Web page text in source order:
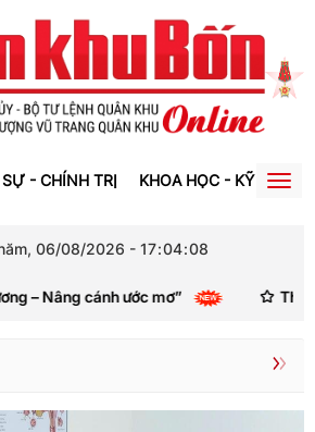
- CHÍNH TRỊ KHOA HỌC - KỸ THUẬT
06/08/2026 -17:04:10
Thành phố Huế kêu gọi cung